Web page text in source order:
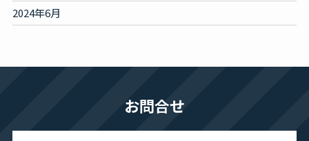
2024年6月
お問合せ